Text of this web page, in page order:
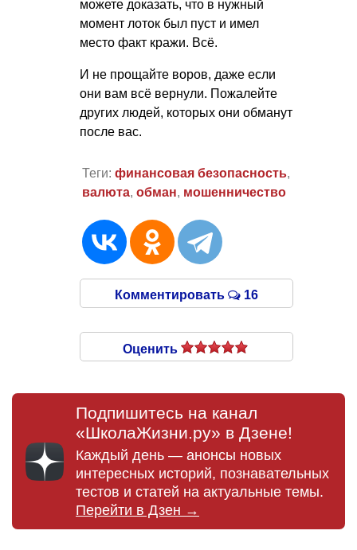
можете доказать, что в нужный
момент лоток был пуст и имел
место факт кражи. Всё.
И не прощайте воров, даже если
они вам всё вернули. Пожалейте
других людей, которых они обманут
после вас.
Теги: финансовая безопасность,
валюта, обман, мошенничество
Комментировать 16
Оценить
Подпишитесь на канал
«ШколаЖизни.ру» в Дзене!
Каждый день — анонсы новых
интересных историй, познавательных
тестов и статей на актуальные темы.
Перейти в Дзен →